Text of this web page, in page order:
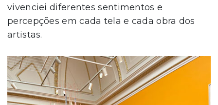
vivenciei diferentes sentimentos e
percepções em cada tela e cada obra dos
artistas.